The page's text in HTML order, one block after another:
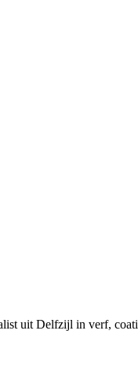
uit Delfzijl in verf,